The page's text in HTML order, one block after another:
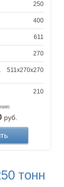
250
400
611
270
511x270x270
210
руб.
тонн